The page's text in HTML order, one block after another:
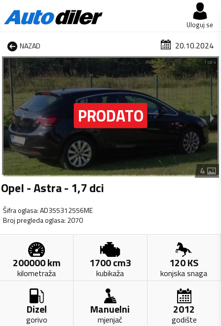
Uloguj se
NAZAD 20.10.2024
1 od 4
4
Opel - Astra - 1,7 dci
Šifra oglasa:AD355312556ME
Broj pregleda oglasa: 2070
200000km
kilometraža
1700cm3
kubikaža
120KS
konjska snaga
Dizel
gorivo
Manuelni
mjenjač
2012
godište